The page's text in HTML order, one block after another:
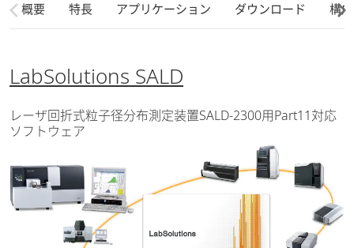
概要 特長 アプリケーション ダウンロード 構
LabSolutions SALD
レーザ回折式粒子径分布測定装置SALD-2300用Part11対応
ソフトウェア